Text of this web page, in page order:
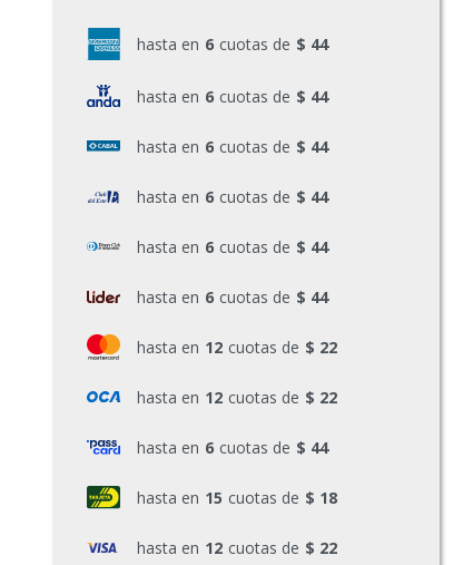
hasta en 6 cuotas de $ 44
hasta en 6 cuotas de $ 44
hasta en 6 cuotas de $ 44
hasta en 6 cuotas de $ 44
hasta en 6 cuotas de $ 44
hasta en 6 cuotas de $ 44
hasta en 12 cuotas de $ 22
hasta en 12 cuotas de $ 22
hasta en 6 cuotas de $ 44
hasta en 15 cuotas de $ 18
hasta en 12 cuotas de $ 22